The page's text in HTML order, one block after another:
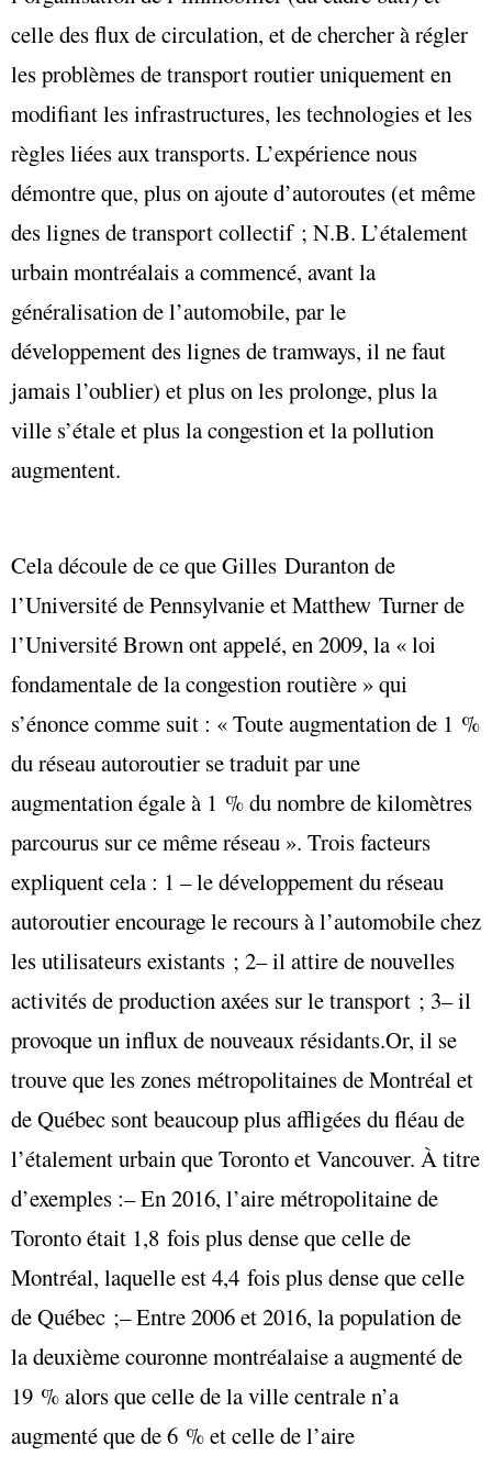
celle des flux de circulation, et de chercher à régler
les problèmes de transport routier uniquement en
modifiant les infrastructures, les technologies et les
règles liées aux transports. L’expérience nous
démontre que, plus on ajoute d’autoroutes (et même
des lignes de transport collectif ; N.B. L’étalement
urbain montréalais a commencé, avant la
généralisation de l’automobile, par le
développement des lignes de tramways, il ne faut
jamais l’oublier) et plus on les prolonge, plus la
ville s’étale et plus la congestion et la pollution
augmentent.
Cela découle de ce que Gilles Duranton de
l’Université de Pennsylvanie et Matthew Turner de
l’Université Brown ont appelé, en 2009, la « loi
fondamentale de la congestion routière » qui
s’énonce comme suit : « Toute augmentation de 1 %
du réseau autoroutier se traduit par une
augmentation égale à 1 % du nombre de kilomètres
parcourus sur ce même réseau ». Trois facteurs
expliquent cela : 1 – le développement du réseau
autoroutier encourage le recours à l’automobile chez
les utilisateurs existants ; 2– il attire de nouvelles
activités de production axées sur le transport ; 3– il
provoque un influx de nouveaux résidants.Or, il se
trouve que les zones métropolitaines de Montréal et
de Québec sont beaucoup plus affligées du fléau de
l’étalement urbain que Toronto et Vancouver. À titre
d’exemples :– En 2016, l’aire métropolitaine de
Toronto était 1,8 fois plus dense que celle de
Montréal, laquelle est 4,4 fois plus dense que celle
de Québec ;– Entre 2006 et 2016, la population de
la deuxième couronne montréalaise a augmenté de
19 % alors que celle de la ville centrale n’a
augmenté que de 6 % et celle de l’aire